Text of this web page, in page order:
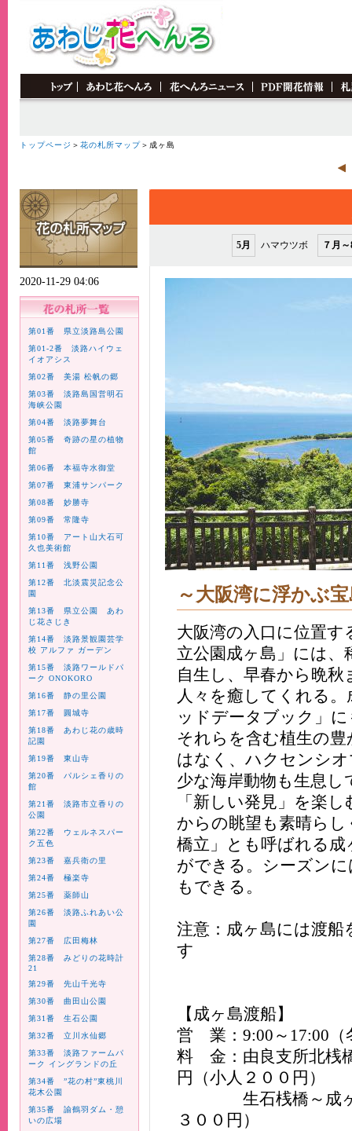
トップページ ＞ 花の札所マップ＞成ヶ島
2020-11-29 04:06
第01番 県立淡路島公園
第01-2番 淡路ハイウェ
イオアシス
第02番 美湯 松帆の郷
第03番 淡路島国営明石
海峡公園
第04番 淡路夢舞台
第05番 奇跡の星の植物
館
第06番 本福寺水御堂
第07番 東浦サンパーク
第08番 妙勝寺
第09番 常隆寺
第10番 アート山大石可
久也美術館
第11番 浅野公園
第12番 北淡震災記念公
園
第13番 県立公園 あわ
じ花さじき
第14番 淡路景観園芸学
校 アルファ ガーデン
第15番 淡路ワールドパ
ーク ONOKORO
第16番 静の里公園
第17番 圓城寺
第18番 あわじ花の歳時
記園
第19番 東山寺
第20番 パルシェ香りの
館
第21番 淡路市立香りの
公園
第22番 ウェルネスパー
ク五色
第23番 嘉兵衛の里
第24番 極楽寺
第25番 薬師山
第26番 淡路ふれあい公
園
第27番 広田梅林
第28番 みどりの花時計
21
第29番 先山千光寺
第30番 曲田山公園
第31番 生石公園
第32番 立川水仙郷
第33番 淡路ファームパ
ーク イングランドの丘
第34番 ”花の村”東桃川
花木公園
第35番 諭鶴羽ダム・憩
いの広場
5月 ハマウツボ ７月
～大阪湾に浮かぶ
大阪湾の入口に位置す
立公園成ヶ島」には
自生し、早春から晩
人々を癒してくれる
ッドデータブック」
それらを含む植生の
はなく、ハクセンシ
少な海岸動物も生息
「新しい発見」を楽
からの眺望も素晴ら
橋立」とも呼ばれる
ができる。シーズン
もできる。
注意：成ヶ島には渡
す
【成ヶ島渡船】
営 業：9:00～17:00（
料 金：由良支所北桟
円（小人２００円）
生石桟橋～成ヶ島
３００円）